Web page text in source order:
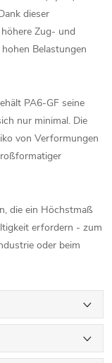
dieser
Zug- und
Belastungen
PA6-GF seine
nur minimal. Die
von Verformungen
die ein Höchstmaß
erfordern - zum
oder beim